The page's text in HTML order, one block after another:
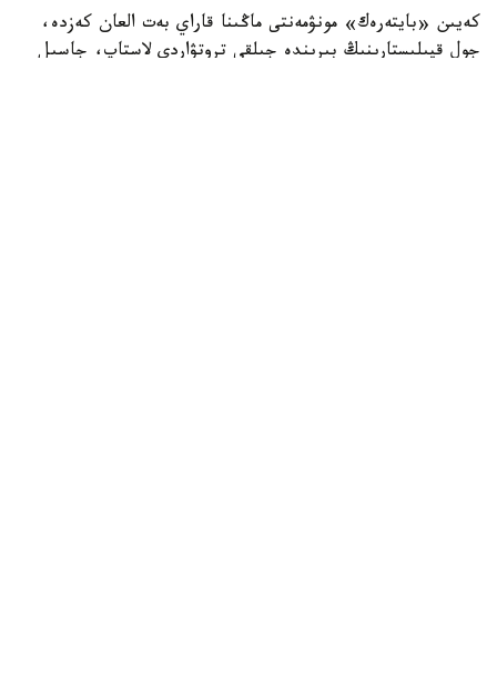
كەيىن «بايتەرەك» مونۋمەنتى ماڭىنا قاراي بەت العان كەزدە،
جول قيىلىستارىنىڭ بىرىندە جىلقى تروتۋاردى لاستاپ، جاسىل